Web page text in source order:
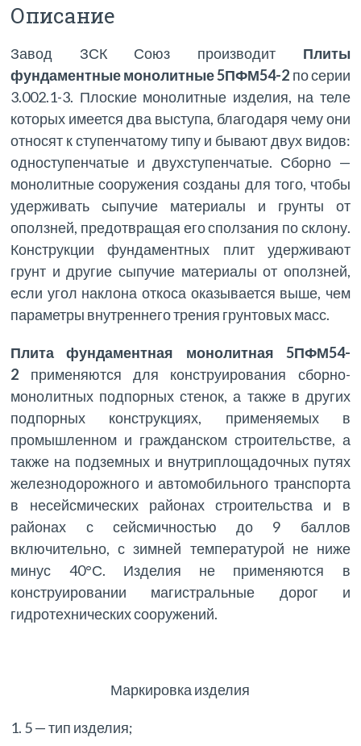
Описание
Завод ЗСК Союз производит Плиты
фундаментные монолитные 5ПФМ54-2 по серии
3.002.1-3. Плоские монолитные изделия, на теле
которых имеется два выступа, благодаря чему они
относят к ступенчатому типу и бывают двух видов:
одноступенчатые и двухступенчатые. Сборно —
монолитные сооружения созданы для того, чтобы
удерживать сыпучие материалы и грунты от
оползней, предотвращая его сползания по склону.
Конструкции фундаментных плит удерживают
грунт и другие сыпучие материалы от оползней,
если угол наклона откоса оказывается выше, чем
параметры внутреннего трения грунтовых масс.
Плита фундаментная монолитная 5ПФМ54-
2 применяются для конструирования сборно-
монолитных подпорных стенок, а также в других
подпорных конструкциях, применяемых в
промышленном и гражданском строительстве, а
также на подземных и внутриплощадочных путях
железнодорожного и автомобильного транспорта
в несейсмических районах строительства и в
районах с сейсмичностью до 9 баллов
включительно, с зимней температурой не ниже
минус 40°С. Изделия не применяются в
конструировании магистральные дорог и
гидротехнических сооружений.
Маркировка изделия
1. 5 — тип изделия;